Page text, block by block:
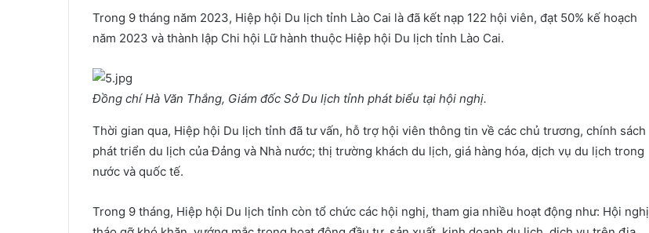
Trong 9 tháng năm 2023, Hiệp hội Du lịch tỉnh Lào Cai là đã kết nạp 122 hội viên, đạt 50% kế hoạch
năm 2023 và thành lập Chi hội Lữ hành thuộc Hiệp hội Du lịch tỉnh Lào Cai.
Đồng chí Hà Văn Thắng, Giám đốc Sở Du lịch tỉnh phát biểu tại hội nghị.
Thời gian qua, Hiệp hội Du lịch tỉnh đã tư vấn, hỗ trợ hội viên thông tin về các chủ trương, chính sách
phát triển du lịch của Đảng và Nhà nước; thị trường khách du lịch, giá hàng hóa, dịch vụ du lịch trong
nước và quốc tế.
Trong 9 tháng, Hiệp hội Du lịch tỉnh còn tổ chức các hội nghị, tham gia nhiều hoạt động như: Hội nghị